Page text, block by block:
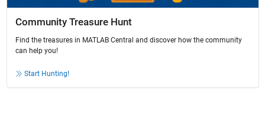
Community Treasure Hunt
Find the treasures in MATLAB Central and discover how the community
can help you!
Start Hunting!